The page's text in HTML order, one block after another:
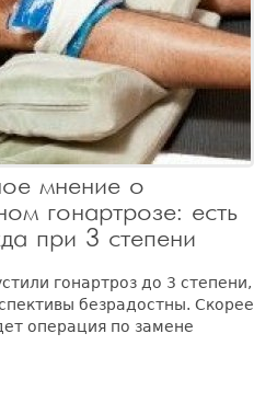
мнение о
гонартрозе: есть
при 3 степени
гонартроз до 3 степени,
безрадостны. Скорее
операция по замене